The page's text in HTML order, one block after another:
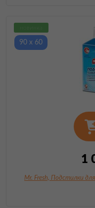
1
90 х 60
Mr. Fresh, Подстилки